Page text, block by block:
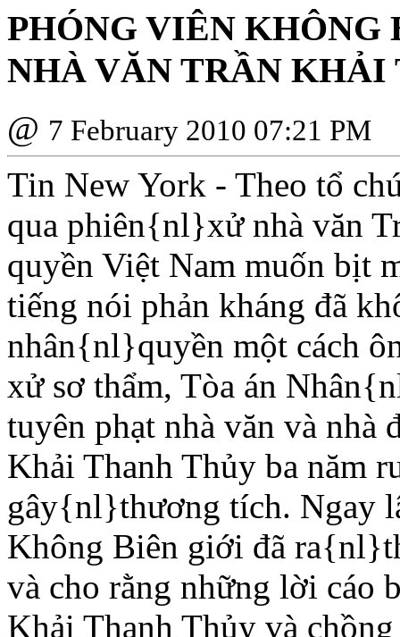
PHÓNG VIÊN
NHÀ VĂN TRẦN
@ 7 February 2010 07:21 PM
Tin New York - Theo tổ
qua phiên{nl}xử nhà văn
quyền Việt Nam muốn bịt
tiếng nói phản kháng đã
nhân{nl}quyền một cách
xử sơ thẩm, Tòa án
tuyên phạt nhà văn và
Khải Thanh Thủy ba năm
gây{nl}thương tích. Ngay
Không Biên giới đã
và cho rằng những lời cáo
Khải Thanh Thủy và